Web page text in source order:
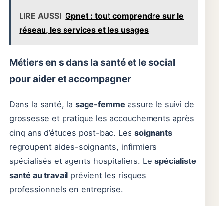
LIRE AUSSI Gpnet : tout comprendre sur le
réseau, les services et les usages
Métiers en s dans la santé et le social
pour aider et accompagner
Dans la santé, la sage-femme assure le suivi de
grossesse et pratique les accouchements après
cinq ans d’études post-bac. Les soignants
regroupent aides-soignants, infirmiers
spécialisés et agents hospitaliers. Le spécialiste
santé au travail prévient les risques
professionnels en entreprise.